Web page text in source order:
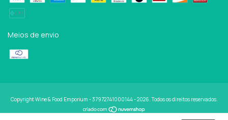
Meios de envio
Copyright Wine & Food Emporium - 37972741000144 - 2026. Todos os direitos reservados.